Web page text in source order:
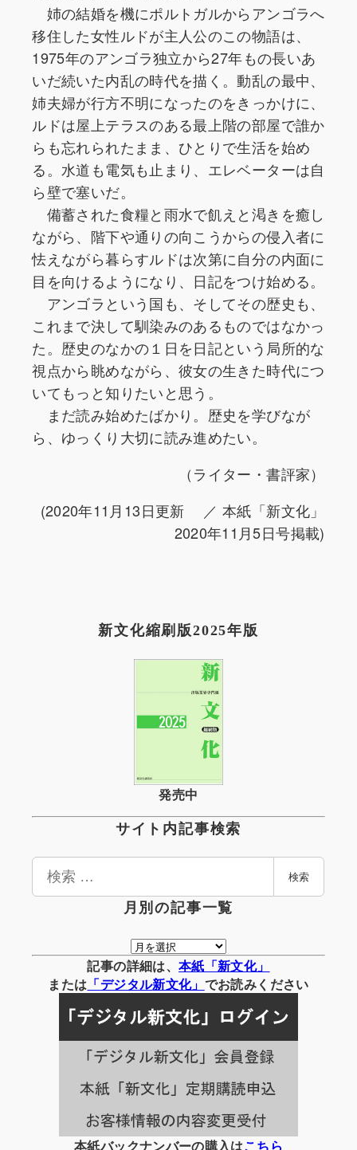
姉の結婚を機にポルトガルからアンゴラへ
移住した女性ルドが主人公のこの物語は、
1975年のアンゴラ独立から27年もの長いあ
いだ続いた内乱の時代を描く。動乱の最中、
姉夫婦が行方不明になったのをきっかけに、
ルドは屋上テラスのある最上階の部屋で誰か
らも忘れられたまま、ひとりで生活を始め
る。水道も電気も止まり、エレベーターは自
ら壁で塞いだ。
備蓄された食糧と雨水で飢えと渇きを癒し
ながら、階下や通りの向こうからの侵入者に
怯えながら暮らすルドは次第に自分の内面に
目を向けるようになり、日記をつけ始める。
アンゴラという国も、そしてその歴史も、
これまで決して馴染みのあるものではなかっ
た。歴史のなかの１日を日記という局所的な
視点から眺めながら、彼女の生きた時代につ
いてもっと知りたいと思う。
まだ読み始めたばかり。歴史を学びなが
ら、ゆっくり大切に読み進めたい。
（ライター・書評家）
(2020年11月13日更新 ／ 本紙「新文化」
2020年11月5日号掲載)
新文化縮刷版2025年版
発売中
サイト内記事検索
検
検索
月別の記事一覧
月
別
の
事
一
覧
記事の詳細は、 本紙「新文化」
または 「デジタル新文化」 でお読みください
本紙バックナンバーの購入はこちら